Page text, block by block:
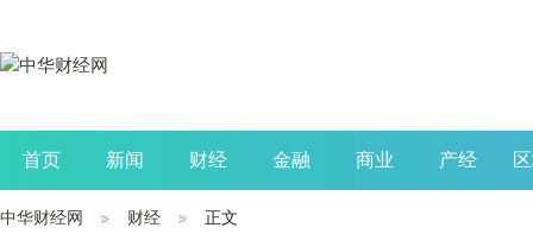
首页 新闻 财经 金融 商业 产经
公司 生活 读书
中华财经网 财经 正文